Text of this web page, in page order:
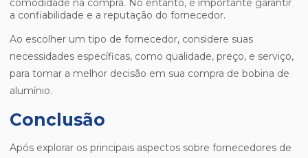
comodidade na compra. No entanto, é importante garantir
a confiabilidade e a reputação do fornecedor.
Ao escolher um tipo de fornecedor, considere suas
necessidades específicas, como qualidade, preço, e serviço,
para tomar a melhor decisão em sua compra de bobina de
alumínio.
Conclusão
Após explorar os principais aspectos sobre fornecedores de